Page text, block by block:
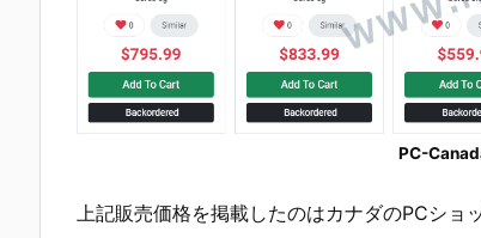
PC-
上記販売価格を掲載したのはカナダのPCショッ